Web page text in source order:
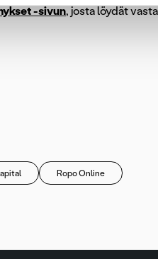
-sivun, josta löydät
Ropo Online